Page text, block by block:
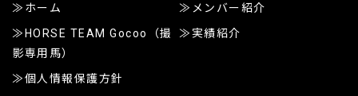
ホーム
メンバー紹介
HORSE TEAM Gocoo（撮
影専用馬）
実績紹介
個人情報保護方針